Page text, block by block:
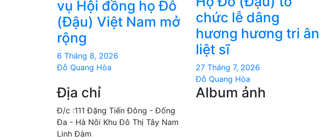
vụ Hội đồng họ Đỗ
(Đậu) Việt Nam mở
rộng
6 Tháng 8, 2026
Đỗ Quang Hòa
chức lễ dâng
hương hương tri ân
liệt sĩ
27 Tháng 7, 2026
Đỗ Quang Hòa
Địa chỉ
Đ/c :111 Đặng Tiến Đông - Đống
Đa - Hà Nôi Khu Đô Thị Tây Nam
Linh Đàm
Album ảnh